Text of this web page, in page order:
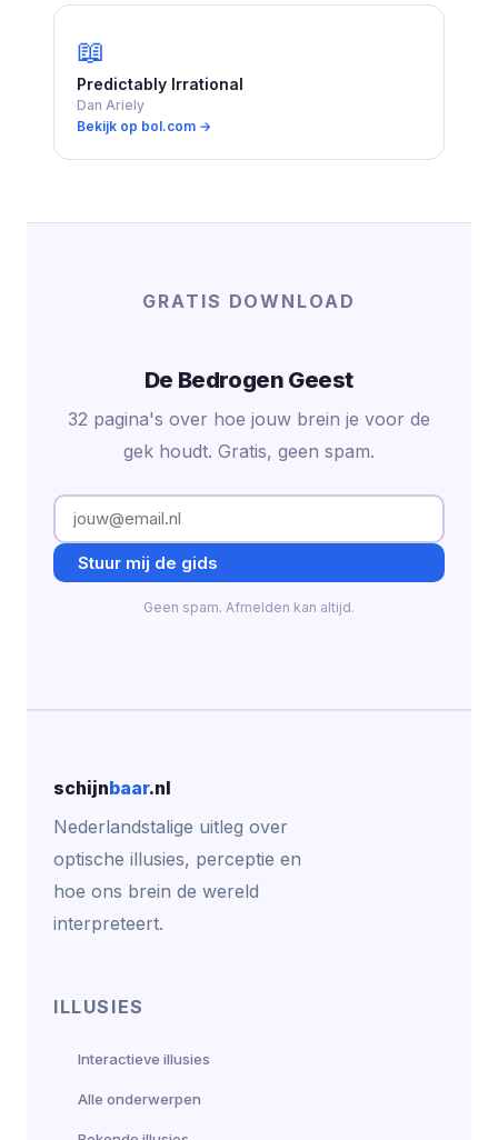
📖
Predictably Irrational
Dan Ariely
Bekijk op bol.com →
GRATIS DOWNLOAD
De Bedrogen Geest
32 pagina's over hoe jouw brein je voor de
gek houdt. Gratis, geen spam.
Stuur mij de gids
Geen spam. Afmelden kan altijd.
schijnbaar.nl
Nederlandstalige uitleg over
optische illusies, perceptie en
hoe ons brein de wereld
interpreteert.
ILLUSIES
Interactieve illusies
Alle onderwerpen